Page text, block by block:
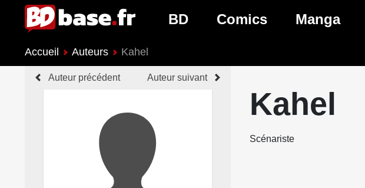
BD
Prochaines sorties BD
Comics
Genres Comics
Manga
Genres Manga
Accueil Auteurs Kahel
Auteur précédent Auteur suivant
Kahel
Scénariste